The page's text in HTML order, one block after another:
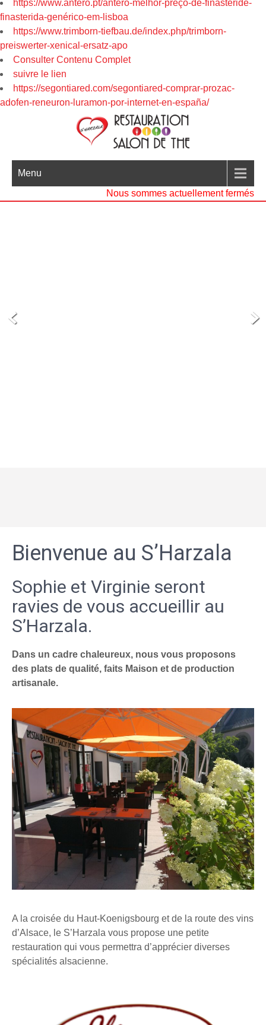
https://www.antero.pt/antero-melhor-preço-de-finasteride-
finasterida-genérico-em-lisboa
https://www.trimborn-tiefbau.de/index.php/trimborn-
preiswerter-xenical-ersatz-apo
Consulter Contenu Complet
suivre le lien
https://segontiared.com/segontiared-comprar-prozac-
adofen-reneuron-luramon-por-internet-en-españa/
Menu
Nous sommes actuellement fermés
Bienvenue au S’Harzala
Sophie et Virginie seront
ravies de vous accueillir au
S’Harzala.
Dans un cadre chaleureux, nous vous proposons
des plats de qualité, faits Maison et de production
artisanale.
A la croisée du Haut-Koenigsbourg et de la route des vins
d’Alsace, le S’Harzala vous propose une petite
restauration qui vous permettra d’apprécier diverses
spécialités alsacienne.